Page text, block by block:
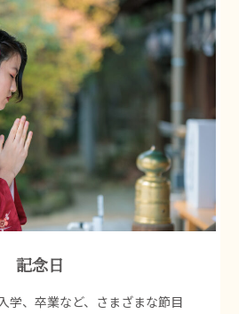
記念日
学、卒業など、さまざまな節目